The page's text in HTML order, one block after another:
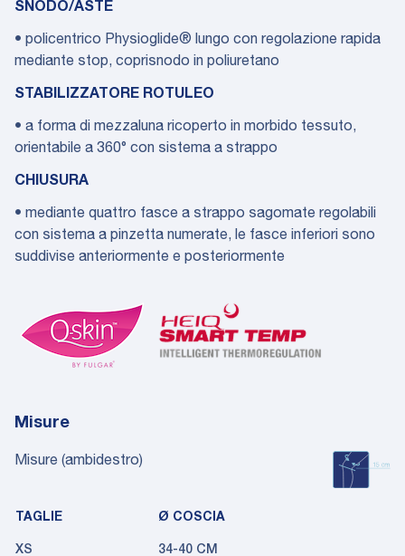
SNODO/ASTE
• policentrico Physioglide® lungo con regolazione rapida
mediante stop, coprisnodo in poliuretano
STABILIZZATORE ROTULEO
• a forma di mezzaluna ricoperto in morbido tessuto,
orientabile a 360° con sistema a strappo
CHIUSURA
• mediante quattro fasce a strappo sagomate regolabili
con sistema a pinzetta numerate, le fasce inferiori sono
suddivise anteriormente e posteriormente
Misure
Misure (ambidestro)
TAGLIE Ø COSCIA
XS 34-40 CM